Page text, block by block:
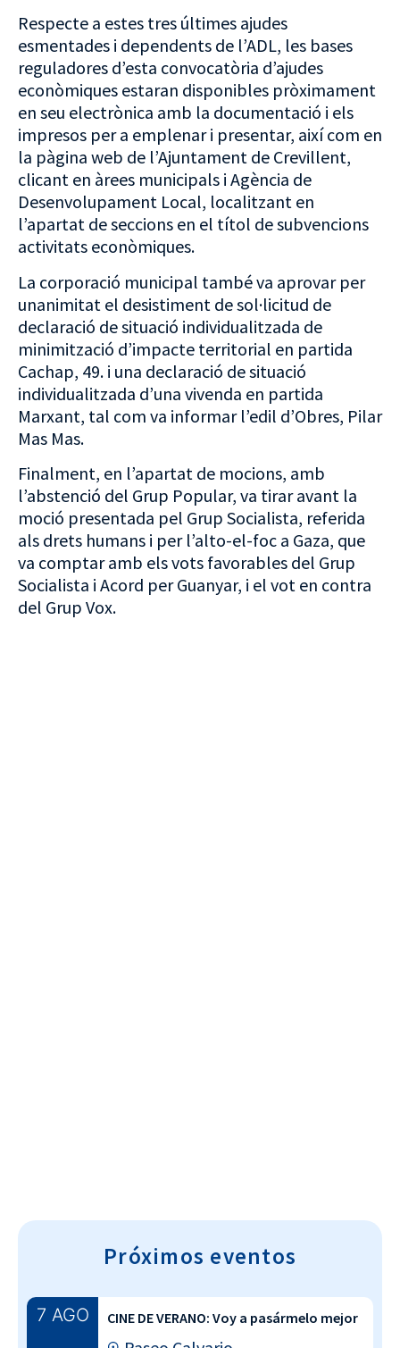
Respecte a estes tres últimes ajudes
esmentades i dependents de l’ADL, les bases
reguladores d’esta convocatòria d’ajudes
econòmiques estaran disponibles pròximament
en seu electrònica amb la documentació i els
impresos per a emplenar i presentar, així com en
la pàgina web de l’Ajuntament de Crevillent,
clicant en àrees municipals i Agència de
Desenvolupament Local, localitzant en
l’apartat de seccions en el títol de subvencions
activitats econòmiques.
La corporació municipal també va aprovar per
unanimitat el desistiment de sol·licitud de
declaració de situació individualitzada de
minimització d’impacte territorial en partida
Cachap, 49. i una declaració de situació
individualitzada d’una vivenda en partida
Marxant, tal com va informar l’edil d’Obres, Pilar
Mas Mas.
Finalment, en l’apartat de mocions, amb
l’abstenció del Grup Popular, va tirar avant la
moció presentada pel Grup Socialista, referida
als drets humans i per l’alto-el-foc a Gaza, que
va comptar amb els vots favorables del Grup
Socialista i Acord per Guanyar, i el vot en contra
del Grup Vox.
Próximos eventos
7 AGO CINE DE VERANO: Voy a pasármelo mejor